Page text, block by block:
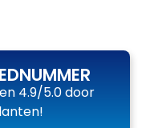
4.9/5.0 door